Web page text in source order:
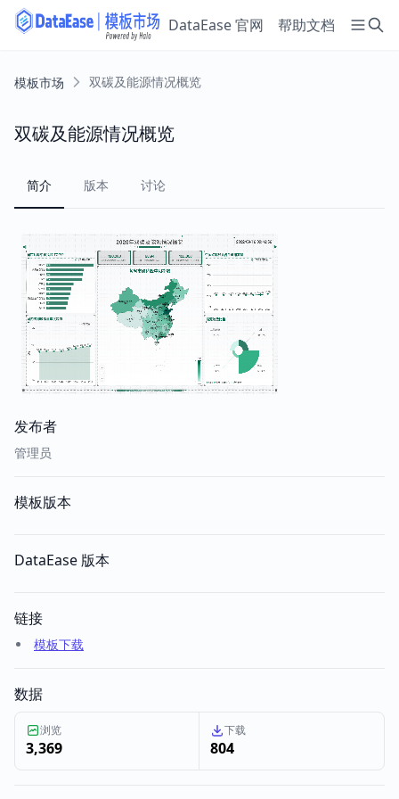
DataEase 官网 帮助文档
模板市场 双碳及能源情况概览
发布者
管理员
模板版本
DataEase 版本
链接
模板下载
数据
浏览
3,369
下载
804
双碳及能源情况概览
简介 版本 讨论